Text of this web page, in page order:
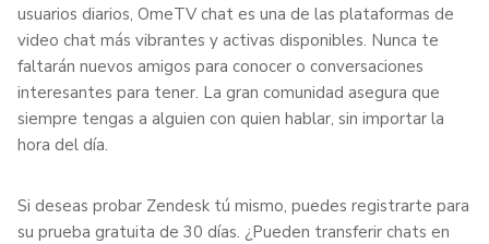
usuarios diarios, OmeTV chat es una de las plataformas de
video chat más vibrantes y activas disponibles. Nunca te
faltarán nuevos amigos para conocer o conversaciones
interesantes para tener. La gran comunidad asegura que
siempre tengas a alguien con quien hablar, sin importar la
hora del día.
Si deseas probar Zendesk tú mismo, puedes registrarte para
su prueba gratuita de 30 días. ¿Pueden transferir chats en